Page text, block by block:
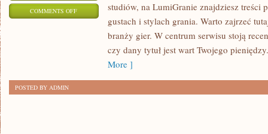
COMMENTS OFFON
AKTUALNOŚCI
studiów, na LumiGranie znajdziesz treści
gustach i stylach grania. Warto zajrzeć
branży gier. W centrum serwisu stoją
czy dany tytuł jest wart Twojego
More ]
POSTED BY ADMIN